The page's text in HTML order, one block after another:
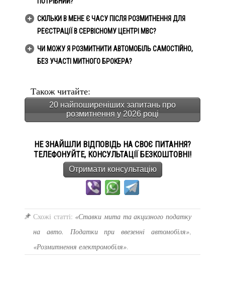
СКІЛЬКИ В МЕНЕ Є ЧАСУ ПІСЛЯ РОЗМИТНЕННЯ ДЛЯ
РЕЄСТРАЦІЇ В СЕРВІСНОМУ ЦЕНТРІ МВС?
ЧИ МОЖУ Я РОЗМИТНИТИ АВТОМОБІЛЬ САМОСТІЙНО,
БЕЗ УЧАСТІ МИТНОГО БРОКЕРА?
Також читайте:
20 найпоширеніших запитань про
розмитнення у 2026 році
НЕ ЗНАЙШЛИ ВІДПОВІДЬ НА СВОЄ ПИТАННЯ?
ТЕЛЕФОНУЙТЕ, КОНСУЛЬТАЦІЇ БЕЗКОШТОВНІ!
Отримати консультацію
Схожі статті: «Ставки мита та акцизного податку
на авто. Податки при ввезенні автомобіля»,
«Розмитнення електромобіля».